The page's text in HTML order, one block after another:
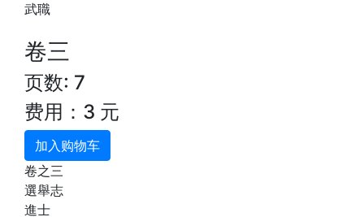
武職
卷三
页数: 7
费用：3 元
加入购物车
卷之三
選舉志
進士